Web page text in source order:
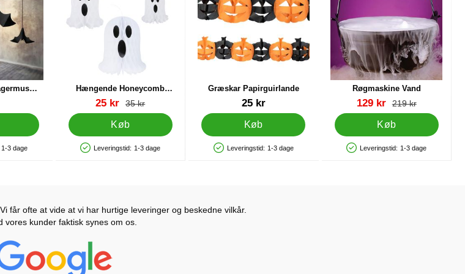
På lager
1-3 dage
Hængende Honeycomb
Spøgelser 3-pak
Varenr 88941
pris
25 kr pris
35 kr
Køb
Produkttilgængelighed: På lager
Leveringstid: 1-3 dage
Græskar Papirguirlande
25 kr
Køb
Produkttilgængelighed: På lager
Leveringstid: 1-3 dage
Røgmaskine Vand
Varenr 12028
pris
129 kr pris
219 kr
Køb
Produkttilgængelighed: På lager
Leveringstid: 1-3 dage
får ofte at vide at vi har hurtige leveringer og beskedne vilkår.
vores kunder faktisk synes om os.
Prisjakt Anmeldelser: 4.7 Stjerne